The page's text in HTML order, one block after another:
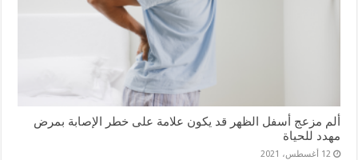
ألم مزعج أسفل الظهر قد يكون علامة على خطر الإصابة بمرض
مهدد للحياة
12 أغسطس، 2021